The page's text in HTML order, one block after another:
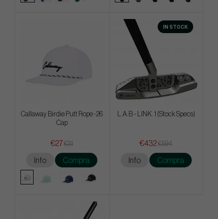
Callaway Birdie Putt Rope -26
Cap
€27€31
Info Compra
IN STOCK
L.A.B - LINK. 1 (Stock Specs)
€432€594
Info Compra